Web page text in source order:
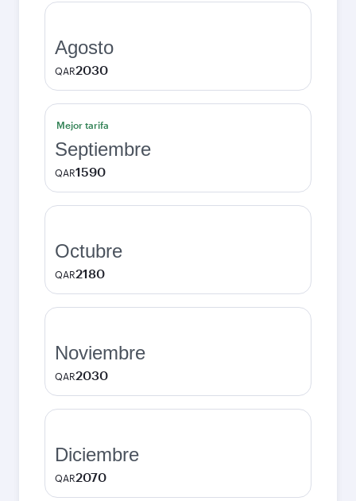
Agosto
QAR2030
Mejor tarifa
Septiembre
QAR1590
Octubre
QAR2180
Noviembre
QAR2030
Diciembre
QAR2070